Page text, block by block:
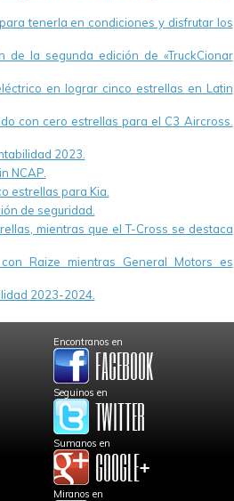
tenerla en condiciones y disfrutar los
de la segunda edición de «TruckCionar
en lograr cinco estrellas en Latin
con cero estrellas para el C3 Aircross.
2023.
NCAP.
estrellas para Kia.
de seguridad.
mientras que el T-Cross se destaca
Raize mientras General Motors es
2023-2024.
Encontranos en
Seguinos en
Sumanos en
Miranos en